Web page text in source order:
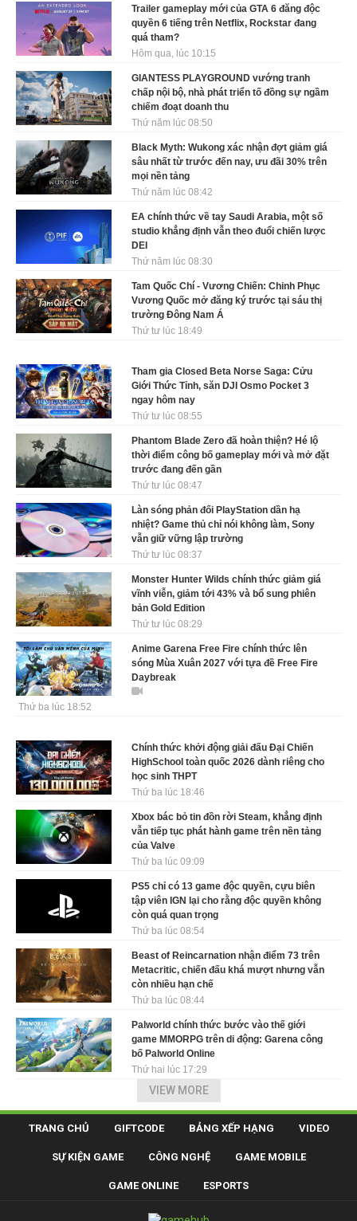
Trailer gameplay mới của GTA 6 đăng độc
quyền 6 tiếng trên Netflix, Rockstar đang
quá tham?
Hôm qua, lúc 10:15
GIANTESS PLAYGROUND vướng tranh
chấp nội bộ, nhà phát triển tố đồng sự ngầm
chiếm đoạt doanh thu
Thứ năm lúc 08:50
Black Myth: Wukong xác nhận đợt giảm giá
sâu nhất từ trước đến nay, ưu đãi 30% trên
mọi nền tảng
Thứ năm lúc 08:42
EA chính thức về tay Saudi Arabia, một số
studio khẳng định vẫn theo đuổi chiến lược
DEI
Thứ năm lúc 08:30
Tam Quốc Chí - Vương Chiến: Chinh Phục
Vương Quốc mở đăng ký trước tại sáu thị
trường Đông Nam Á
Thứ tư lúc 18:49
Tham gia Closed Beta Norse Saga: Cửu
Giới Thức Tỉnh, săn DJI Osmo Pocket 3
ngay hôm nay
Thứ tư lúc 08:55
Phantom Blade Zero đã hoàn thiện? Hé lộ
thời điểm công bố gameplay mới và mở đặt
trước đang đến gần
Thứ tư lúc 08:47
Làn sóng phản đối PlayStation dần hạ
nhiệt? Game thủ chỉ nói không làm, Sony
vẫn giữ vững lập trường
Thứ tư lúc 08:37
Monster Hunter Wilds chính thức giảm giá
vĩnh viễn, giảm tới 43% và bổ sung phiên
bản Gold Edition
Thứ tư lúc 08:29
Anime Garena Free Fire chính thức lên
sóng Mùa Xuân 2027 với tựa đề Free Fire
Daybreak
Thứ ba lúc 18:52
Chính thức khởi động giải đấu Đại Chiến
HighSchool toàn quốc 2026 dành riêng cho
học sinh THPT
Thứ ba lúc 18:46
Xbox bác bỏ tin đồn rời Steam, khẳng định
vẫn tiếp tục phát hành game trên nền tảng
của Valve
Thứ ba lúc 09:09
PS5 chỉ có 13 game độc quyền, cựu biên
tập viên IGN lại cho rằng độc quyền không
còn quá quan trọng
Thứ ba lúc 08:54
Beast of Reincarnation nhận điểm 73 trên
Metacritic, chiến đấu khá mượt nhưng vẫn
còn nhiều hạn chế
Thứ ba lúc 08:44
Palworld chính thức bước vào thế giới
game MMORPG trên di động: Garena công
bố Palworld Online
Thứ hai lúc 17:29
VIEW MORE
TRANG CHỦ GIFTCODE BẢNG XẾP HẠNG VIDEO
SỰ KIỆN GAME CÔNG NGHỆ GAME MOBILE
GAME ONLINE ESPORTS